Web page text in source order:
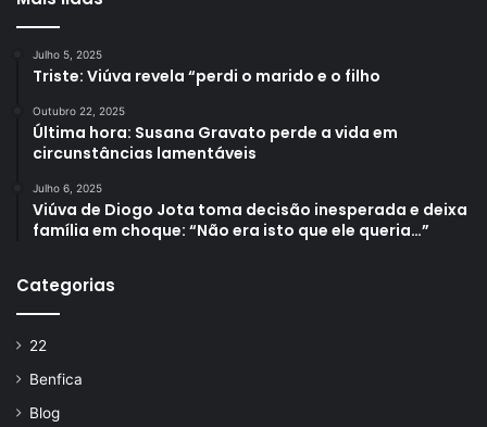
Julho 5, 2025
Triste: Viúva revela “perdi o marido e o filho
Outubro 22, 2025
Última hora: Susana Gravato perde a vida em
circunstâncias lamentáveis
Julho 6, 2025
Viúva de Diogo Jota toma decisão inesperada e deixa
família em choque: “Não era isto que ele queria…”
Categorias
22
Benfica
Blog